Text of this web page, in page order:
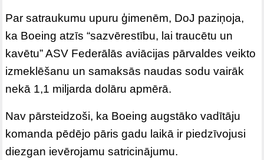
Par satraukumu upuru ģimenēm, DoJ paziņoja,
ka Boeing atzīs “sazvērestību, lai traucētu un
kavētu” ASV Federālās aviācijas pārvaldes veikto
izmeklēšanu un samaksās naudas sodu vairāk
nekā 1,1 miljarda dolāru apmērā.
Nav pārsteidzoši, ka Boeing augstāko vadītāju
komanda pēdējo pāris gadu laikā ir piedzīvojusi
diezgan ievērojamu satricinājumu.